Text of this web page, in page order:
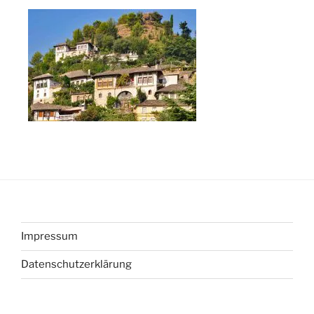
Impressum
Datenschutzerklärung